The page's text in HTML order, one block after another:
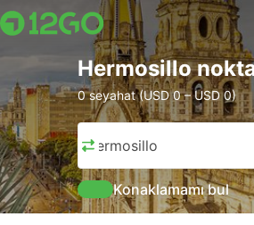
Hermosillo
0 seyahat (USD 0 – USD 0)
Hermosillo
Konaklamamı bul